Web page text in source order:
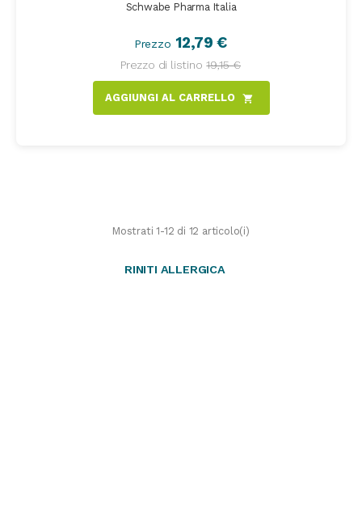
Schwabe Pharma Italia
Prezzo 12,79 €
Prezzo di listino 19,15 €
AGGIUNGI AL CARRELLO shopping_cart
Mostrati 1-12 di 12 articolo(i)
RINITI ALLERGICA